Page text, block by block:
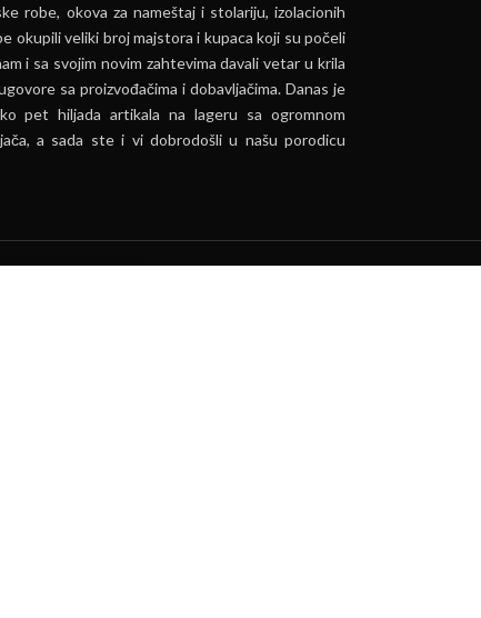
robe, okova za nameštaj i stolariju, izolacionih
okupili veliki broj majstora i kupaca koji su počeli
i sa svojim novim zahtevima davali vetar u krila
sa proizvođačima i dobavljačima. Danas je
pet hiljada artikala na lageru sa ogromnom
a sada ste i vi dobrodošli u našu porodicu